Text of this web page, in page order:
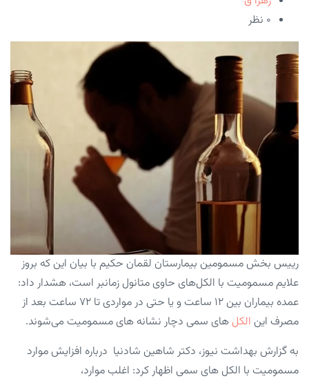
۰ نظر
رییس بخش مسمومین بیمارستان لقمان حکیم با بیان این که بروز
علایم مسمومیت با الکل‌های حاوی متانول زمانبر است، هشدار داد:
عمده بیماران بین ۱۲ ساعت و یا حتی در مواردی تا ۷۲ ساعت بعد از
مصرف این الکل های سمی دچار نشانه های مسمومیت می‌شوند.
به گزارش بهداشت نیوز، دکتر شاهین شادنیا درباره افزایش موارد
مسمومیت با الکل های سمی اظهار کرد: اغلب موارد،